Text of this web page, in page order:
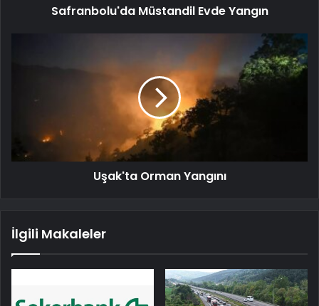
Safranbolu'da Müstandil Evde Yangın
Uşak'ta Orman Yangını
İlgili Makaleler